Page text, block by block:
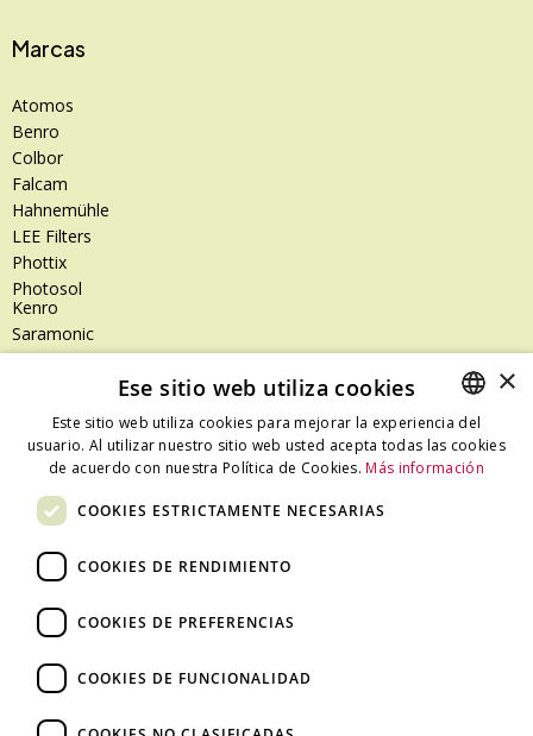
Marcas
Atomos
Benro
Colbor
Falcam
Hahnemühle
LEE Filters
Phottix
Photosol
Kenro
Saramonic
Shimoda
SanDisk Professional
Tenba
Zeiss
Dónde estamos
C/ Ali Bei, 67 – 08013 Barcelona - España
T. +34 93 245 27 23
info@fototecnica.com
Horario:
SPANISH
×
Ese sitio web utiliza cookies
Este sitio web utiliza cookies para mejorar la experiencia del
usuario. Al utilizar nuestro sitio web usted acepta todas las cookies
de acuerdo con nuestra Política de Cookies. Más información
COOKIES ESTRICTAMENTE NECESARIAS
COOKIES DE RENDIMIENTO
COOKIES DE PREFERENCIAS
COOKIES DE FUNCIONALIDAD